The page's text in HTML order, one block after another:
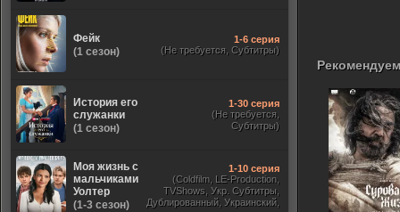
Фейк
(1 сезон)
1-6 серия
(Не требуется, Субтитры)
История его
служанки
(1 сезон)
1-30 серия
(Не требуется,
Субтитры)
Моя жизнь с
мальчиками
Уолтер
(1-3 сезон)
1-10 серия
(Coldfilm, LE-Production,
TVShows, Укр. Субтитры,
Дублированный, Украинский,